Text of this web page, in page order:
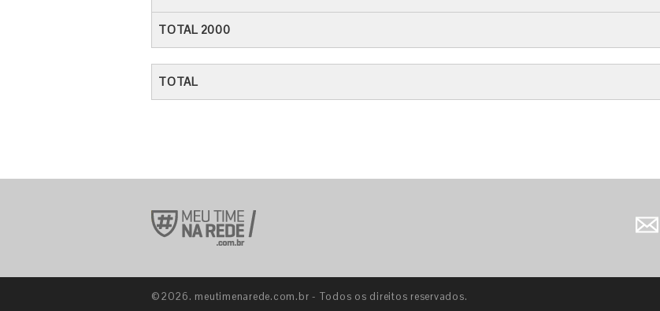
TOTAL 2000
TOTAL
©2026. meutimenarede.com.br - Todos os direitos reservados.